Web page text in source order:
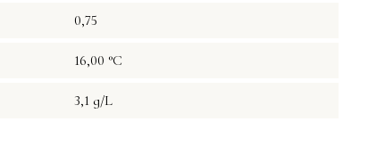
0,75
16,00 °C
3,1 g/L